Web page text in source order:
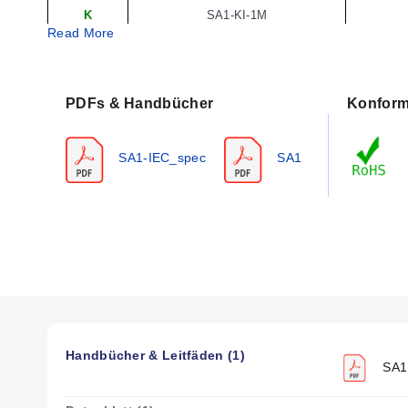
K SA1-KI-1M
K SA1-KI-2M
T SA1-TI-2M
J SA1-JI-3M
Read More
PDFs & Handbücher
SA1-IEC_spec SA1
Handbücher & Leitfäden (1)